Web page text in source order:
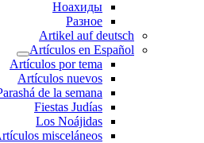
Ноахиды
Разное
Artikel auf deutsch
Artículos en Español
Artículos por tema
Artículos nuevos
de la semana
Fiestas Judías
Los Noájidas
misceláneos